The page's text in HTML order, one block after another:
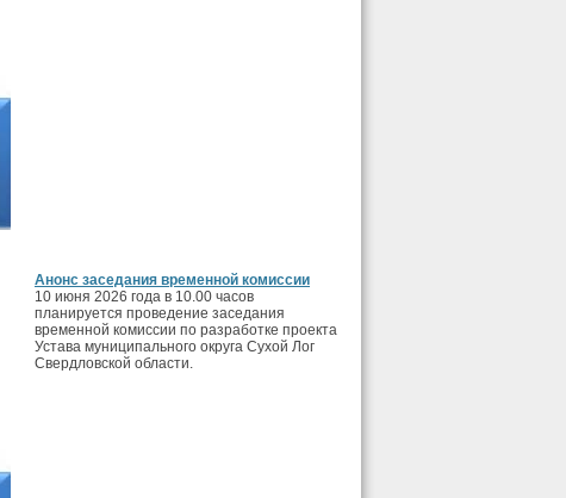
Анонс заседания временной комиссии
10 июня 2026 года в 10.00 часов
планируется проведение заседания
временной комиссии по разработке проекта
Устава муниципального округа Сухой Лог
Свердловской области.